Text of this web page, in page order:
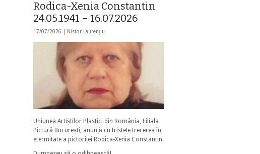
Rodica-Xenia Constantin
24.05.1941 – 16.07.2026
17/07/2026 | Nistor Laurențiu
Uniunea Artiștilor Plastici din România, Filiala
Pictură București, anunță cu tristețe trecerea în
etermitate a pictoriței Rodica-Xenia Constantin.